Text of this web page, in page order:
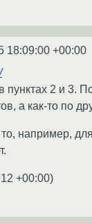
18:09:00 +00:00
пунктах 2 и 3.
а как-то по
например,
+00:00)